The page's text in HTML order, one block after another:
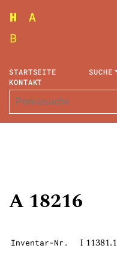
STARTSEITE SUCHE
KONTAKT
A 18216
Inventar-Nr. I 11381.1